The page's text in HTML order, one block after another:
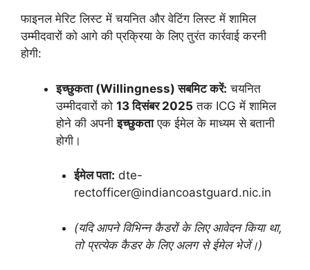
फाइनल मेरिट लिस्ट में चयनित और वेटिंग लिस्ट में शामिल
उम्मीदवारों को आगे की प्रक्रिया के लिए तुरंत कार्रवाई करनी
होगी:
इच्छुकता (Willingness) सबमिट करें: चयनित
उम्मीदवारों को 13 दिसंबर 2025 तक ICG में शामिल
होने की अपनीइच्छुकताएक ईमेल के माध्यम से बतानी
होगी।
ईमेल पता: dte-
rectofficer@indiancoastguard.nic.in
(यदि आपने विभिन्न कैडरों के लिए आवेदन किया था,
तो प्रत्येक कैडर के लिए अलग से ईमेल भेजें।)